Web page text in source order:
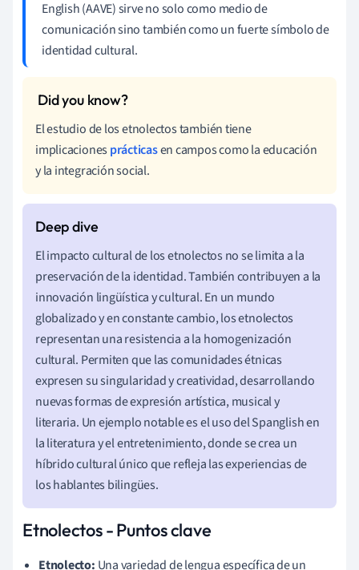
English (AAVE) sirve no solo como medio de
comunicación sino también como un fuerte símbolo de
identidad cultural.
El estudio de los etnolectos también tiene
implicacionesprácticasen campos como la educación
y la integración social.
El impacto cultural de los etnolectos no se limita a la
preservación de la identidad. También contribuyen a la
innovación lingüística y cultural. En un mundo
globalizado y en constante cambio, los etnolectos
representan una resistencia a la homogenización
cultural. Permiten que las comunidades étnicas
expresen su singularidad y creatividad, desarrollando
nuevas formas de expresión artística, musical y
literaria. Un ejemplo notable es el uso del Spanglish en
la literatura y el entretenimiento, donde se crea un
híbrido cultural único que refleja las experiencias de
los hablantes bilingües.
Etnolectos - Puntos clave
Etnolecto: Una variedad de lengua específica de un